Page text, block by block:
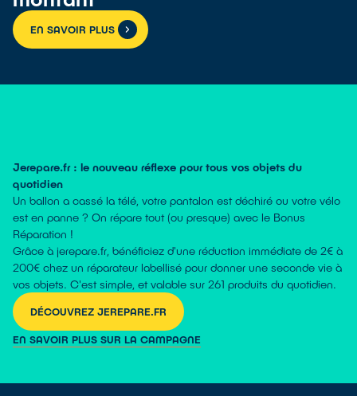
EN SAVOIR PLUS
Jerepare.fr : le nouveau réflexe pour tous vos objets du
quotidien
Un ballon a cassé la télé, votre pantalon est déchiré ou votre vélo
est en panne ? On répare tout (ou presque) avec le Bonus
Réparation !
Grâce à jerepare.fr, bénéficiez d'une réduction immédiate de 2€ à
200€ chez un réparateur labellisé pour donner une seconde vie à
vos objets. C'est simple, et valable sur 261 produits du quotidien.
DÉCOUVREZ JEREPARE.FR
EN SAVOIR PLUS SUR LA CAMPAGNE